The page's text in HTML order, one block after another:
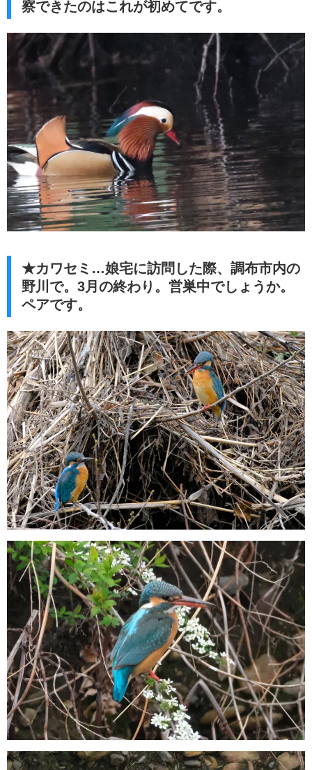
察できたのはこれが初めてです。
★カワセミ…娘宅に訪問した際、調布市内の
野川で。3月の終わり。営巣中でしょうか。
ペアです。